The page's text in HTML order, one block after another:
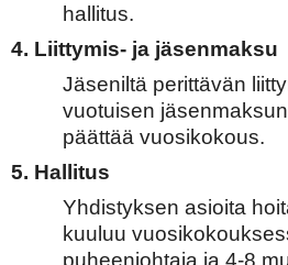
hallitus.
4. Liittymis- ja jäsenmaksu
Jäseniltä perittävän
vuotuisen
päättää vuosikokous.
5. Hallitus
Yhdistyksen asioita
kuuluu
puheenjohtaja ja 4-8